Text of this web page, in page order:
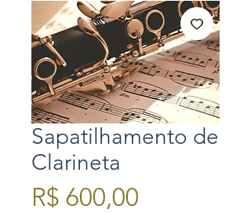
Sapatilhamento de
Clarineta
R$ 600,00